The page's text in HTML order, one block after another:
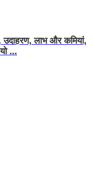
उदाहरण, लाभ और कमियां,
...